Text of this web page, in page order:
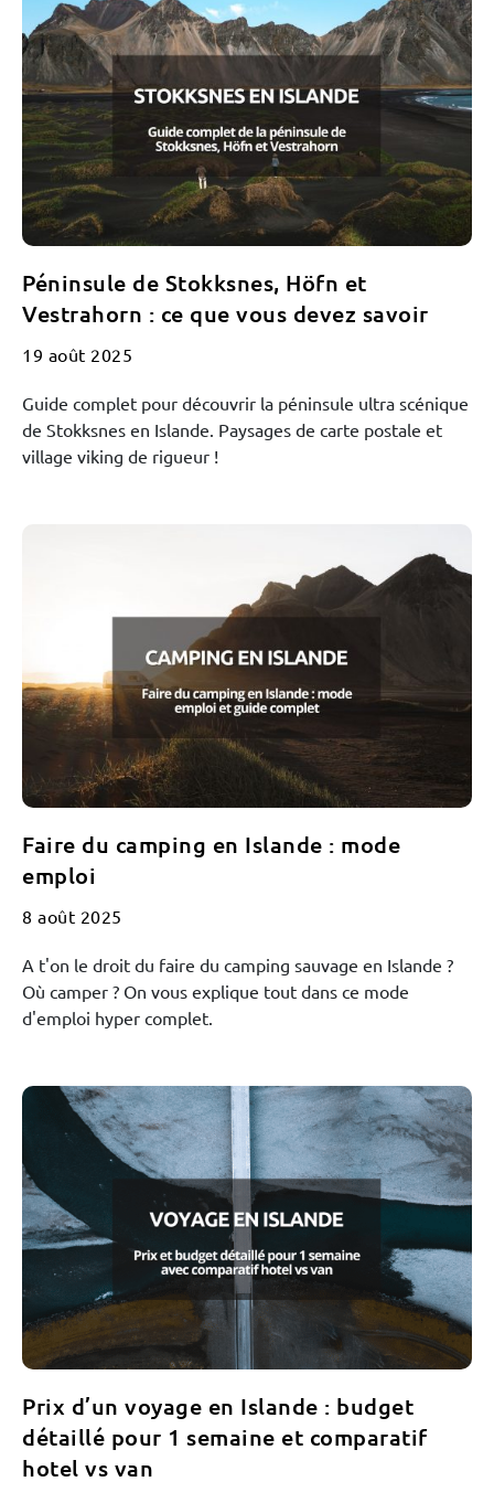
Péninsule de Stokksnes, Höfn et
Vestrahorn : ce que vous devez savoir
19 août 2025
Guide complet pour découvrir la péninsule ultra scénique
de Stokksnes en Islande. Paysages de carte postale et
village viking de rigueur !
Faire du camping en Islande : mode
emploi
8 août 2025
A t'on le droit du faire du camping sauvage en Islande ?
Où camper ? On vous explique tout dans ce mode
d'emploi hyper complet.
Prix d’un voyage en Islande : budget
détaillé pour 1 semaine et comparatif
hotel vs van
×